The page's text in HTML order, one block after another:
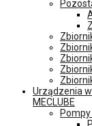
Urządzenia
MECLUBE